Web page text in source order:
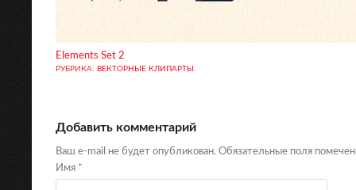
Elements Set 2
РУБРИКА: ВЕКТОРНЫЕ КЛИПАРТЫ
Добавить комментарий
Ваш e-mail не будет опубликован. Обязательные поля
Имя *